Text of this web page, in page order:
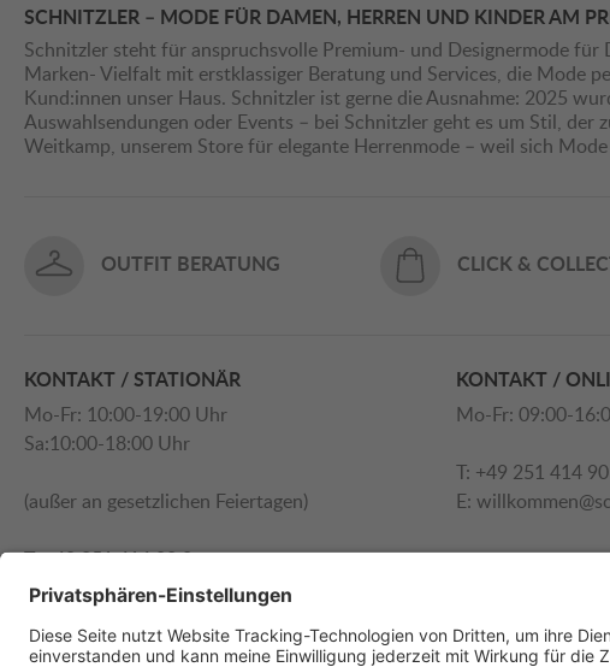
SCHNITZLER – MODE FÜR DAMEN, HERREN UND KINDER AM
Schnitzler steht für anspruchsvolle Premium- und Designermode
Marken- Vielfalt mit erstklassiger Beratung und Services, die Mode
Kund:innen unser Haus. Schnitzler ist gerne die Ausnahme: 2025
Auswahlsendungen oder Events – bei Schnitzler geht es um Stil,
Weitkamp, unserem Store für elegante Herrenmode – weil sich
OUTFIT BERATUNG CLICK &
KONTAKT / STATIONÄR
Mo-Fr: 10:00-19:00 Uhr
Sa:10:00-18:00 Uhr
(außer an gesetzlichen Feiertagen)
T: +49 251 414 90 0
E:willkommen@schnitzler.com
KONTAKT /
Mo-Fr: 09:00-
T: +49 251 414
E: